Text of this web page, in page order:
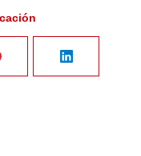
Share